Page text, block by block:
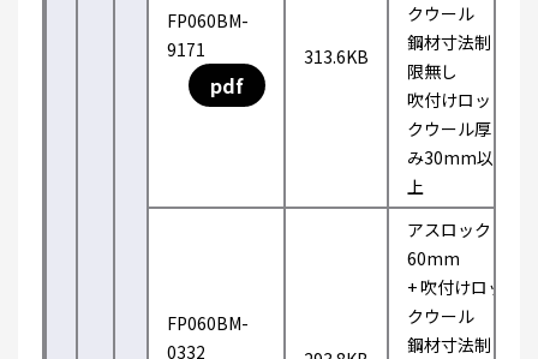
FP060BM-
9171
pdf
313.6KB
クウール
鋼材寸法制
限無し
吹付けロッ
クウール厚
み30mm以
上
FP060BM-
0332
アスロック
60mm
+ 吹付けロッ
クウール
鋼材寸法制